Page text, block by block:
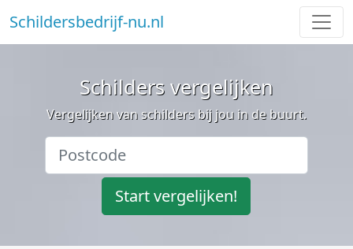
Schildersbedrijf-nu.nl
Schilders vergelijken
Vergelijken van schilders bij jou in de buurt.
Start vergelijken!